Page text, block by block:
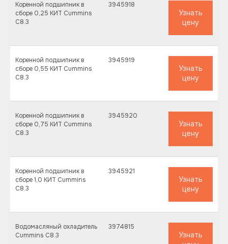
Коренной подшипник в
сборе 0,25 КИТ Cummins
C8.3
3945918
Узнать
цену
Коренной подшипник в
сборе 0,55 КИТ Cummins
C8.3
3945919
Узнать
цену
Коренной подшипник в
сборе 0,75 КИТ Cummins
C8.3
3945920
Узнать
цену
Коренной подшипник в
сборе 1,0 КИТ Cummins
C8.3
3945921
Узнать
цену
Водомасляный охладитель
Cummins C8.3
3974815
Узнать